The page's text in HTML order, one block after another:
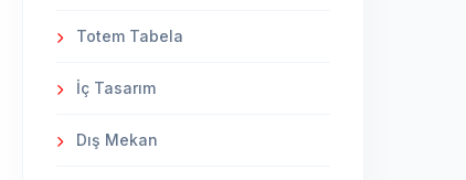
Totem Tabela
İç Tasarım
Dış Mekan